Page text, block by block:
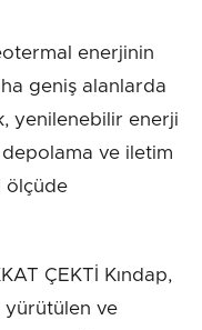
enerjinin
geniş alanlarda
yenilenebilir enerji
depolama ve iletim
ölçüde
ÇEKTİ Kındap,
yürütülen ve